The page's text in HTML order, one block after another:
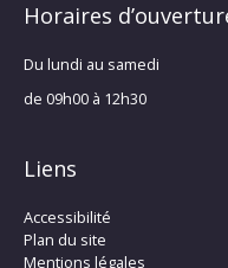
Horaires
Du lundi au samedi
de 09h00 à 12h30
Liens
Accessibilité
Plan du site
Mentions légales